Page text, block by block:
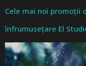
Cele mai noi promoții
înfrumusețare El